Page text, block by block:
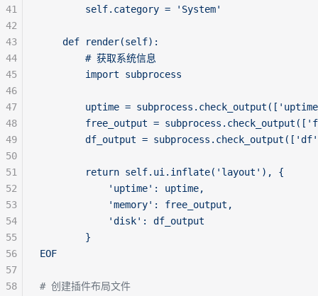
        self.category = 'System'
    def render(self):
        # 获取系统信息
        import subprocess
uptime =
free_output =
df_output =
        return self.ui.inflate('layout'), {
            'uptime': uptime,
            'memory': free_output,
            'disk': df_output
        }
EOF
# 创建插件布局文件
41
42
43
44
45
46
47
48
49
50
51
52
53
54
55
56
57
58